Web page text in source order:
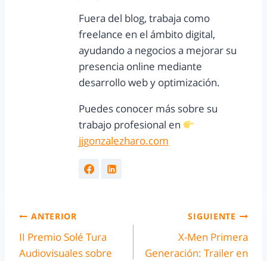
Fuera del blog, trabaja como
freelance en el ámbito digital,
ayudando a negocios a mejorar su
presencia online mediante
desarrollo web y optimización.
Puedes conocer más sobre su
trabajo profesional en
jjgonzalezharo.com
ANTERIOR
II Premio Solé Tura
Audiovisuales sobre
SIGUIENTE
X-Men Primera
Generación: Trailer en